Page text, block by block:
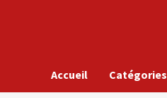
Accueil Catégories